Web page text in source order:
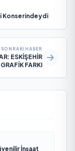
Konserindeydi
SONRAKI HABER
ESKİŞEHİR
FARKI
İnşaat